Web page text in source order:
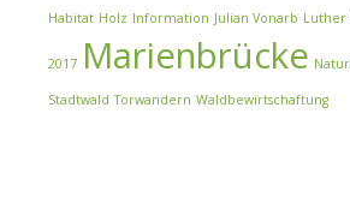
Habitat Holz Information Julian Vonarb Luther
2017 Marienbrücke
Stadtwald Torwandern Waldbewirtschaftung